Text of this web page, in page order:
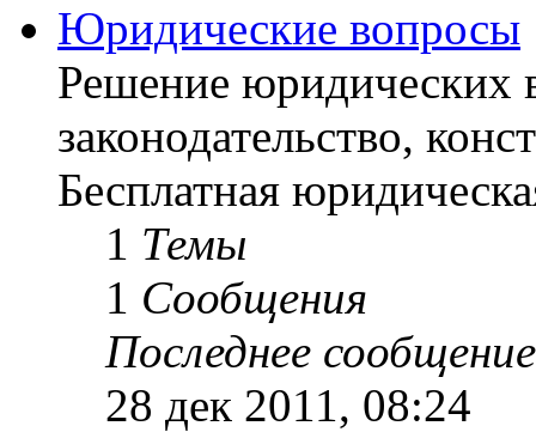
Юридические вопросы
Решение юридических
законодательство,
Бесплатная
1 Темы
1 Сообщения
Последнее сообщение
28 дек 2011, 08:24